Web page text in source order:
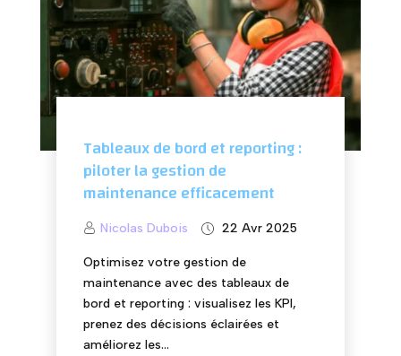
Tableaux de bord et reporting :
piloter la gestion de
maintenance efficacement
Nicolas Dubois 22 Avr 2025
Optimisez votre gestion de
maintenance avec des tableaux de
bord et reporting : visualisez les KPI,
prenez des décisions éclairées et
améliorez les...